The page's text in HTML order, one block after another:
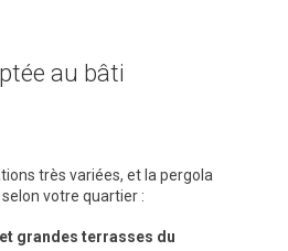
au bâti
très variées, et la pergola
votre quartier :
grandes terrasses du